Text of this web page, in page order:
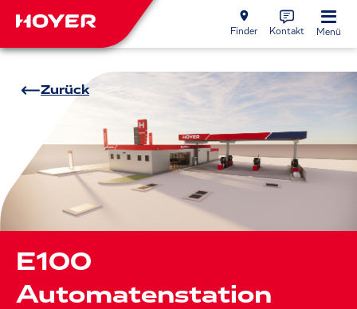
Finder Kontakt Menü
Zurück
E100
Automatenstation